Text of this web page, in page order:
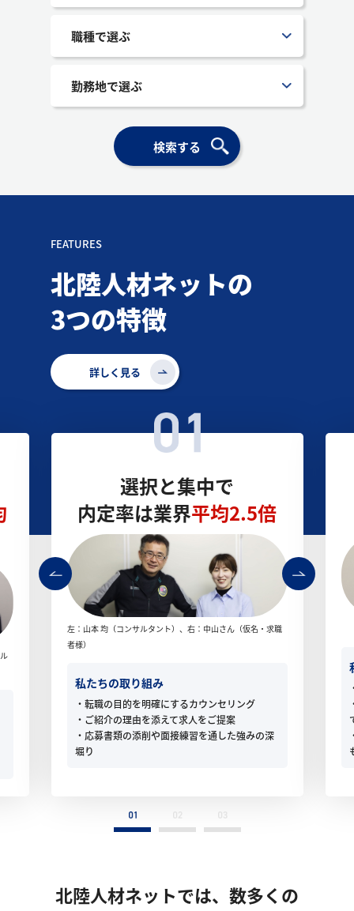
FEATURES
北陸人材ネットの
3つの特徴
詳しく見る
選択と集中で
内定率は業界平均2.5倍
左：山本 均（コンサルタント）、右：中山さん（仮名・求職
者様）
私たちの取り組み
・転職の目的を明確にするカウンセリング
・ご紹介の理由を添えて求人をご提案
・応募書類の添削や面接練習を通した強みの深
堀り
北陸人材ネットでは、数多くの